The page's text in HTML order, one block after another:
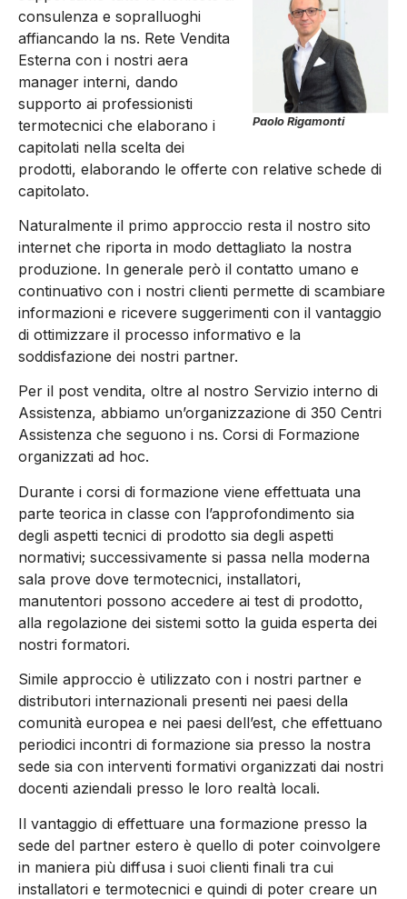
Paolo Rigamonti
consulenza e sopralluoghi
affiancando la ns. Rete Vendita
Esterna con i nostri aera
manager interni, dando
supporto ai professionisti
termotecnici che elaborano i
capitolati nella scelta dei
prodotti, elaborando le offerte con relative schede di
capitolato.
Naturalmente il primo approccio resta il nostro sito
internet che riporta in modo dettagliato la nostra
produzione. In generale però il contatto umano e
continuativo con i nostri clienti permette di scambiare
informazioni e ricevere suggerimenti con il vantaggio
di ottimizzare il processo informativo e la
soddisfazione dei nostri partner.
Per il post vendita, oltre al nostro Servizio interno di
Assistenza, abbiamo un’organizzazione di 350 Centri
Assistenza che seguono i ns. Corsi di Formazione
organizzati ad hoc.
Durante i corsi di formazione viene effettuata una
parte teorica in classe con l’approfondimento sia
degli aspetti tecnici di prodotto sia degli aspetti
normativi; successivamente si passa nella moderna
sala prove dove termotecnici, installatori,
manutentori possono accedere ai test di prodotto,
alla regolazione dei sistemi sotto la guida esperta dei
nostri formatori.
Simile approccio è utilizzato con i nostri partner e
distributori internazionali presenti nei paesi della
comunità europea e nei paesi dell’est, che effettuano
periodici incontri di formazione sia presso la nostra
sede sia con interventi formativi organizzati dai nostri
docenti aziendali presso le loro realtà locali.
Il vantaggio di effettuare una formazione presso la
sede del partner estero è quello di poter coinvolgere
in maniera più diffusa i suoi clienti finali tra cui
installatori e termotecnici e quindi di poter creare un